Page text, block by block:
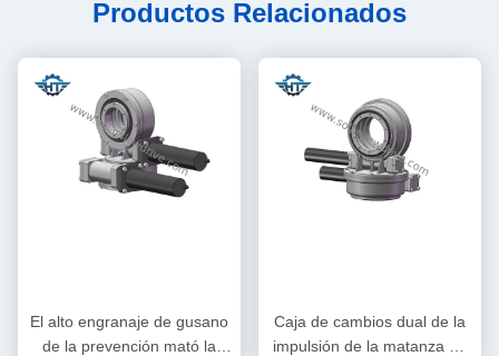
Productos Relacionados
El alto engranaje de gusano
de la prevención mató la
Caja de cambios dual de la
impulsión de la matanza de